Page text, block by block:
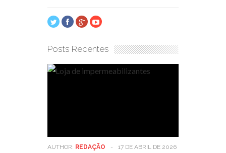
Posts Recentes
AUTHOR: REDAÇÃO - 17 DE ABRIL DE 2026